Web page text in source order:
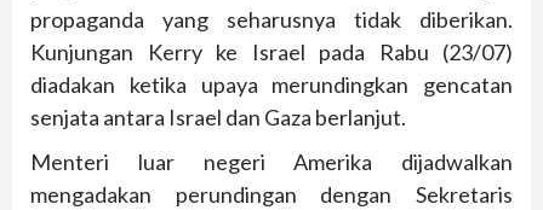
propaganda yang seharusnya tidak diberikan.
Kunjungan Kerry ke Israel pada Rabu (23/07)
diadakan ketika upaya merundingkan gencatan
senjata antara Israel dan Gaza berlanjut.
Menteri luar negeri Amerika dijadwalkan
mengadakan perundingan dengan Sekretaris